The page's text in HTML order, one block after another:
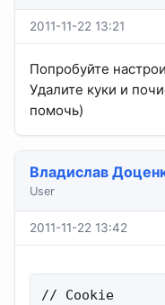
2011-11-22 13:21
Попробуйте
Удалите куки и
помочь)
Владислав
User
2011-11-22 13:42
// Cookie